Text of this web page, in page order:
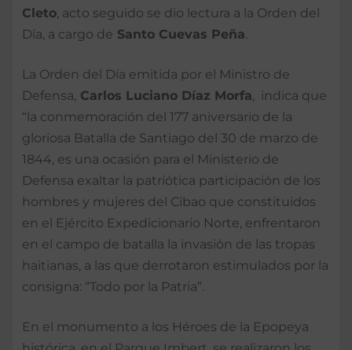
Cleto, acto seguido se dio lectura a la Orden del
Día, a cargo de Santo Cuevas Peña.
La Orden del Día emitida por el Ministro de
Defensa, Carlos Luciano Díaz Morfa, indica que
“la conmemoración del 177 aniversario de la
gloriosa Batalla de Santiago del 30 de marzo de
1844, es una ocasión para el Ministerio de
Defensa exaltar la patriótica participación de los
hombres y mujeres del Cibao que constituidos
en el Ejército Expedicionario Norte, enfrentaron
en el campo de batalla la invasión de las tropas
haitianas, a las que derrotaron estimulados por la
consigna: “Todo por la Patria”.
En el monumento a los Héroes de la Epopeya